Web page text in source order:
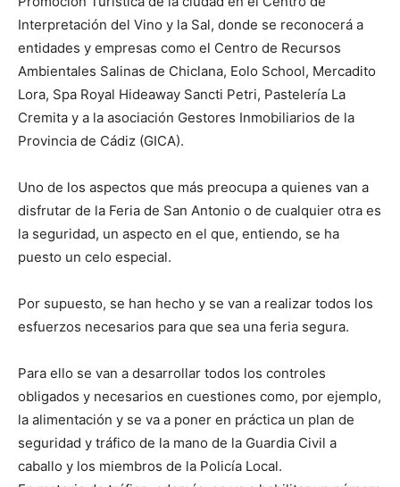
Interpretación del Vino y la Sal, donde se reconocerá a
entidades y empresas como el Centro de Recursos
Ambientales Salinas de Chiclana, Eolo School, Mercadito
Lora, Spa Royal Hideaway Sancti Petri, Pastelería La
Cremita y a la asociación Gestores Inmobiliarios de la
Provincia de Cádiz (GICA).
Uno de los aspectos que más preocupa a quienes van a
disfrutar de la Feria de San Antonio o de cualquier otra es
la seguridad, un aspecto en el que, entiendo, se ha
puesto un celo especial.
Por supuesto, se han hecho y se van a realizar todos los
esfuerzos necesarios para que sea una feria segura.
Para ello se van a desarrollar todos los controles
obligados y necesarios en cuestiones como, por ejemplo,
la alimentación y se va a poner en práctica un plan de
seguridad y tráfico de la mano de la Guardia Civil a
caballo y los miembros de la Policía Local.